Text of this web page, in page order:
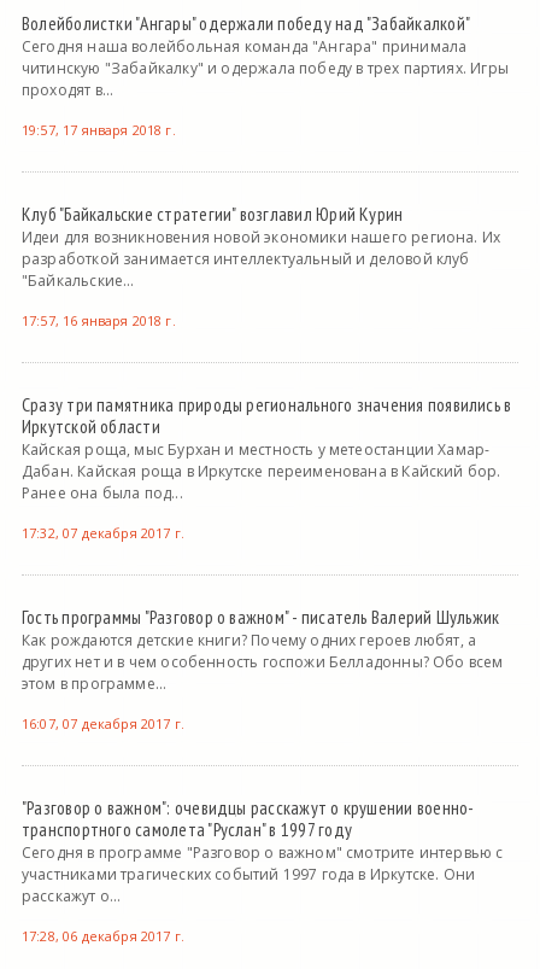
Волейболистки "Ангары" одержали победу над "Забайкалкой"
Сегодня наша волейбольная команда "Ангара" принимала
читинскую "Забайкалку" и одержала победу в трех партиях. Игры
проходят в...
19:57, 17 января 2018 г.
Клуб "Байкальские стратегии" возглавил Юрий Курин
Идеи для возникновения новой экономики нашего региона. Их
разработкой занимается интеллектуальный и деловой клуб
"Байкальские...
17:57, 16 января 2018 г.
Сразу три памятника природы регионального значения появились в
Иркутской области
Кайская роща, мыс Бурхан и местность у метеостанции Хамар-
Дабан. Кайская роща в Иркутске переименована в Кайский бор.
Ранее она была под...
17:32, 07 декабря 2017 г.
Гость программы "Разговор о важном" - писатель Валерий Шульжик
Как рождаются детские книги? Почему одних героев любят, а
других нет и в чем особенность госпожи Белладонны? Обо всем
этом в программе...
16:07, 07 декабря 2017 г.
"Разговор о важном": очевидцы расскажут о крушении военно-
транспортного самолета "Руслан" в 1997 году
Сегодня в программе "Разговор о важном" смотрите интервью с
участниками трагических событий 1997 года в Иркутске. Они
расскажут о...
17:28, 06 декабря 2017 г.